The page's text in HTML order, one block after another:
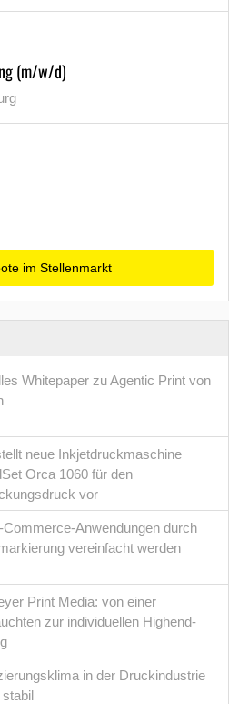
(m/w/d)
im Stellenmarkt
Whitepaper zu Agentic Print von
neue Inkjetdruckmaschine
Orca 1060 für den
vor
Commerce-Anwendungen durch
vereinfacht werden
Print Media: von einer
zur individuellen Highend-
in der Druckindustrie
stabil